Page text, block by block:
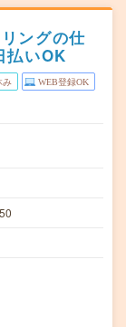
ングの仕
払いOK
み WEB登録OK